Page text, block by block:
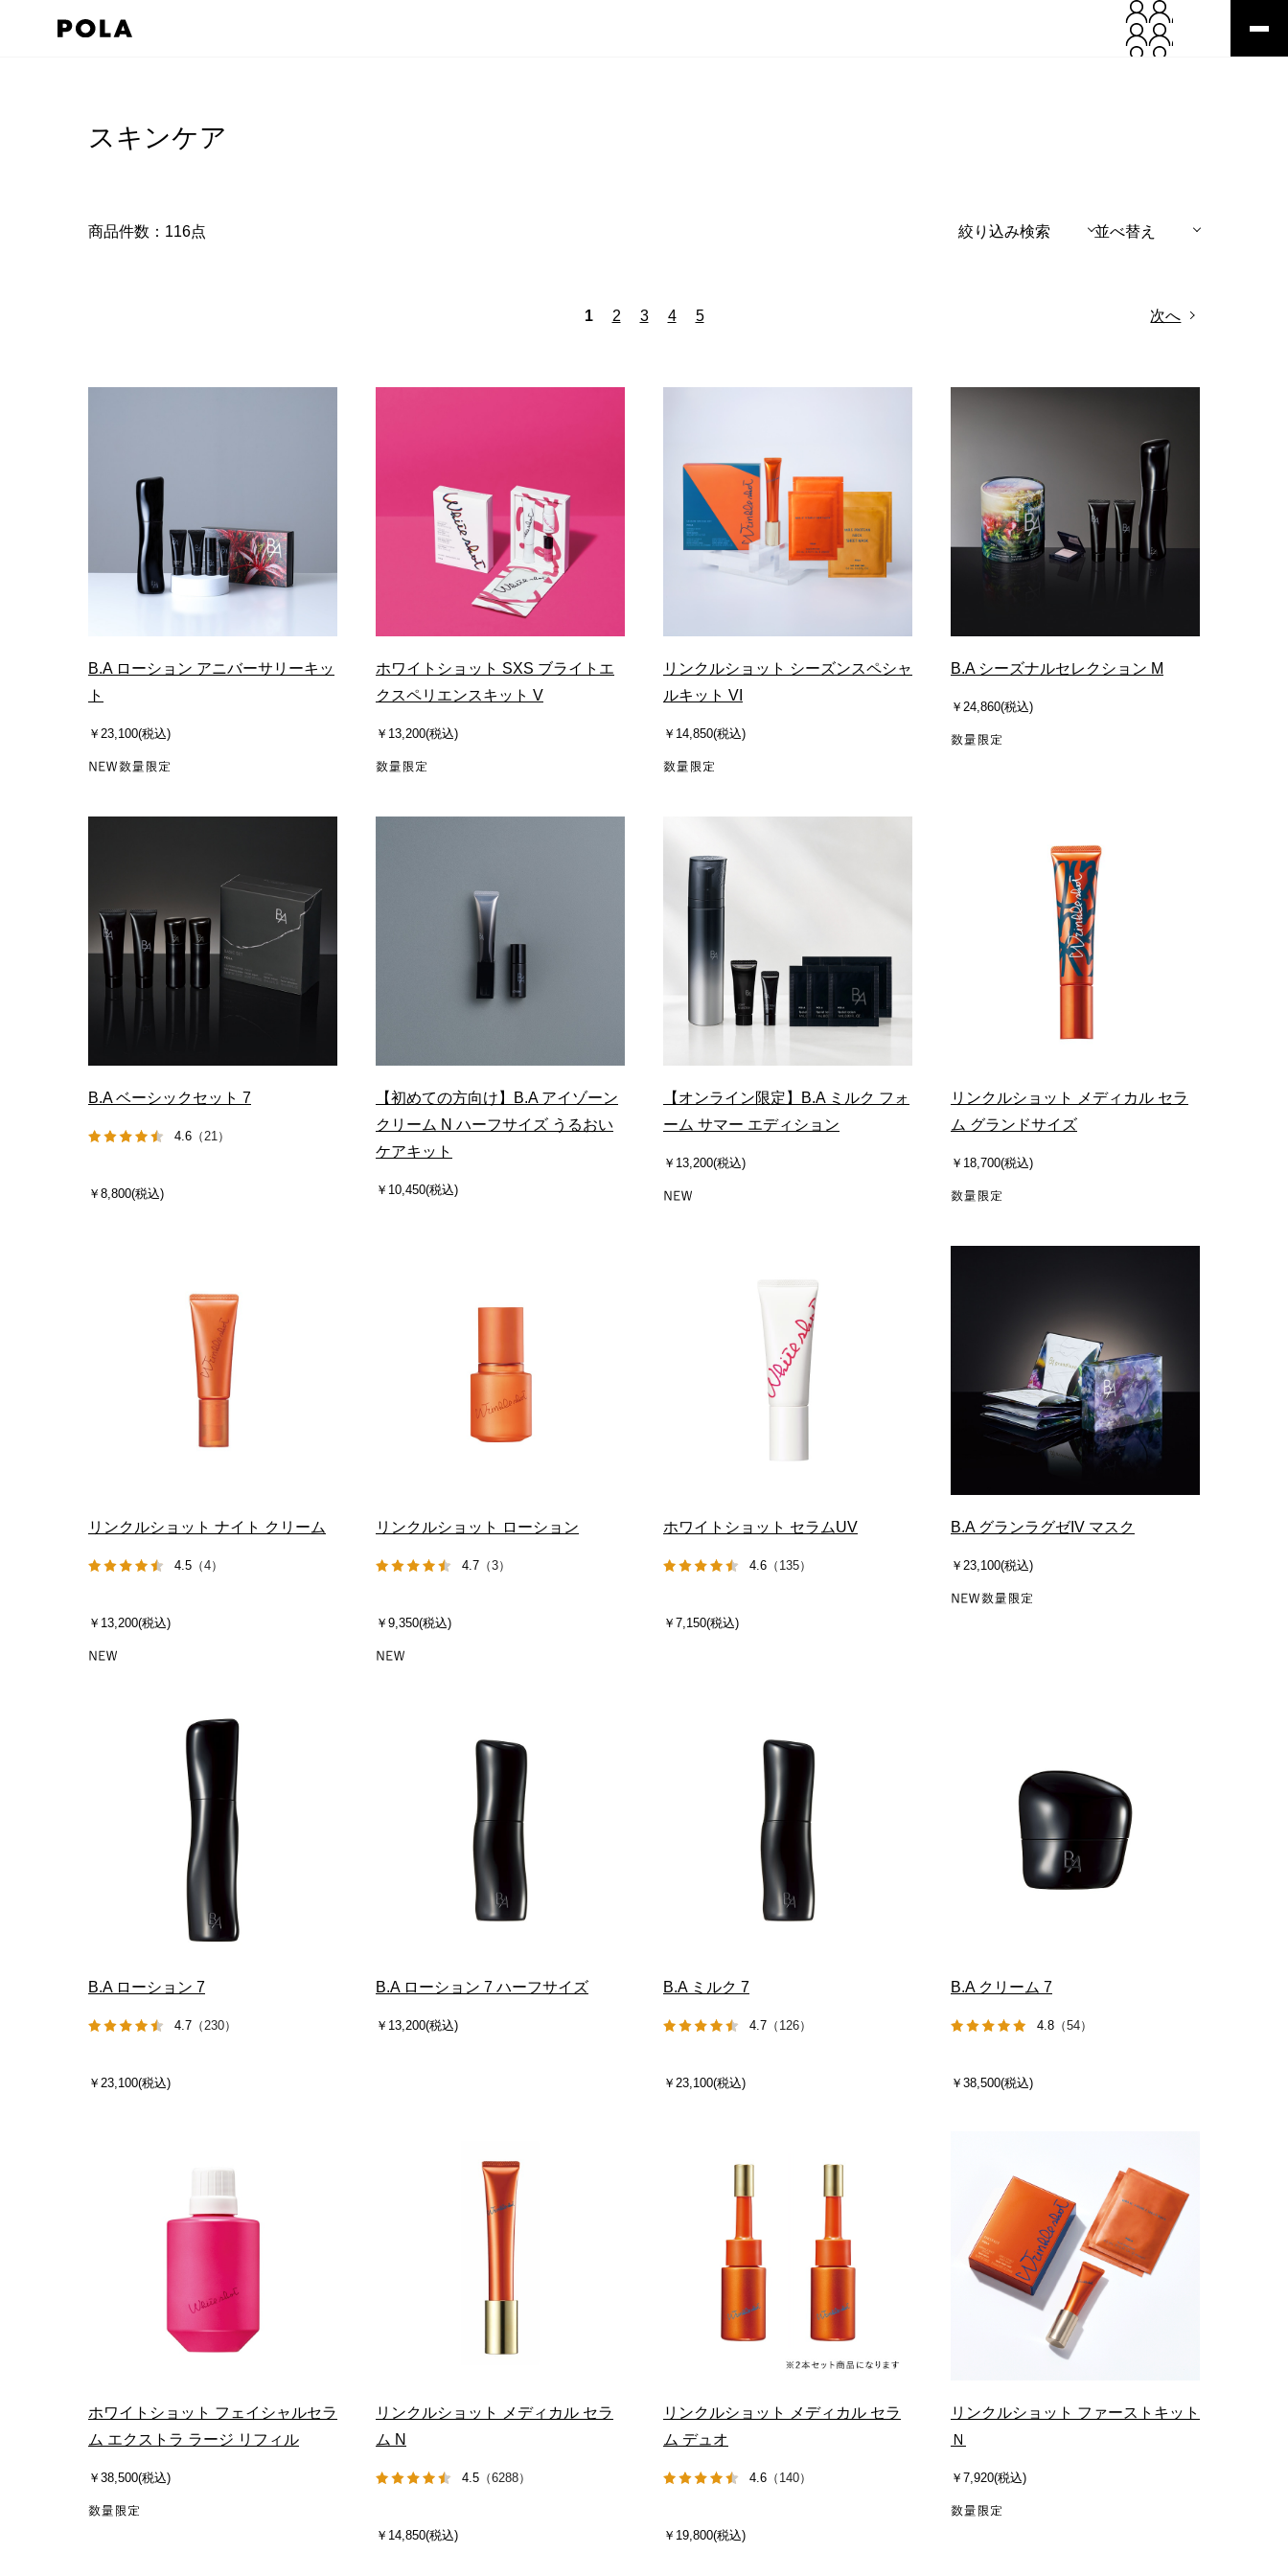
スキンケア
商品件数： 116点 絞り込み検索 並べ替え
1 2 3 4 5 次へ
B.A ローション アニバーサリーキッ
ト
￥23,100(税込)
ホワイトショット SXS ブライトエ
クスペリエンスキット V
￥13,200(税込)
リンクルショット シーズンスペシャ
ルキット VI
￥14,850(税込)
B.A シーズナルセレクション M
￥24,860(税込)
B.A ベーシックセット 7
4.6 （21）
￥8,800(税込)
【初めての方向け】B.A アイゾーン
クリーム N ハーフサイズ うるおい
ケアキット
￥10,450(税込)
【オンライン限定】B.A ミルク フォ
ーム サマー エディション
￥13,200(税込)
リンクルショット メディカル セラ
ム グランドサイズ
￥18,700(税込)
リンクルショット ナイト クリーム
4.5 （4）
￥13,200(税込)
リンクルショット ローション
4.7 （3）
￥9,350(税込)
ホワイトショット セラムUV
4.6 （135）
￥7,150(税込)
B.A グランラグゼIV マスク
￥23,100(税込)
B.A ローション 7
4.7 （230）
￥23,100(税込)
B.A ローション 7 ハーフサイズ
￥13,200(税込)
B.A ミルク 7
4.7 （126）
￥23,100(税込)
B.A クリーム 7
4.8 （54）
￥38,500(税込)
ホワイトショット フェイシャルセラ
ム エクストラ ラージ リフィル
￥38,500(税込)
リンクルショット メディカル セラ
ム N
4.5 （6288）
￥14,850(税込)
リンクルショット メディカル セラ
ム デュオ
4.6 （140）
￥19,800(税込)
リンクルショット ファーストキット
Ｎ
￥7,920(税込)